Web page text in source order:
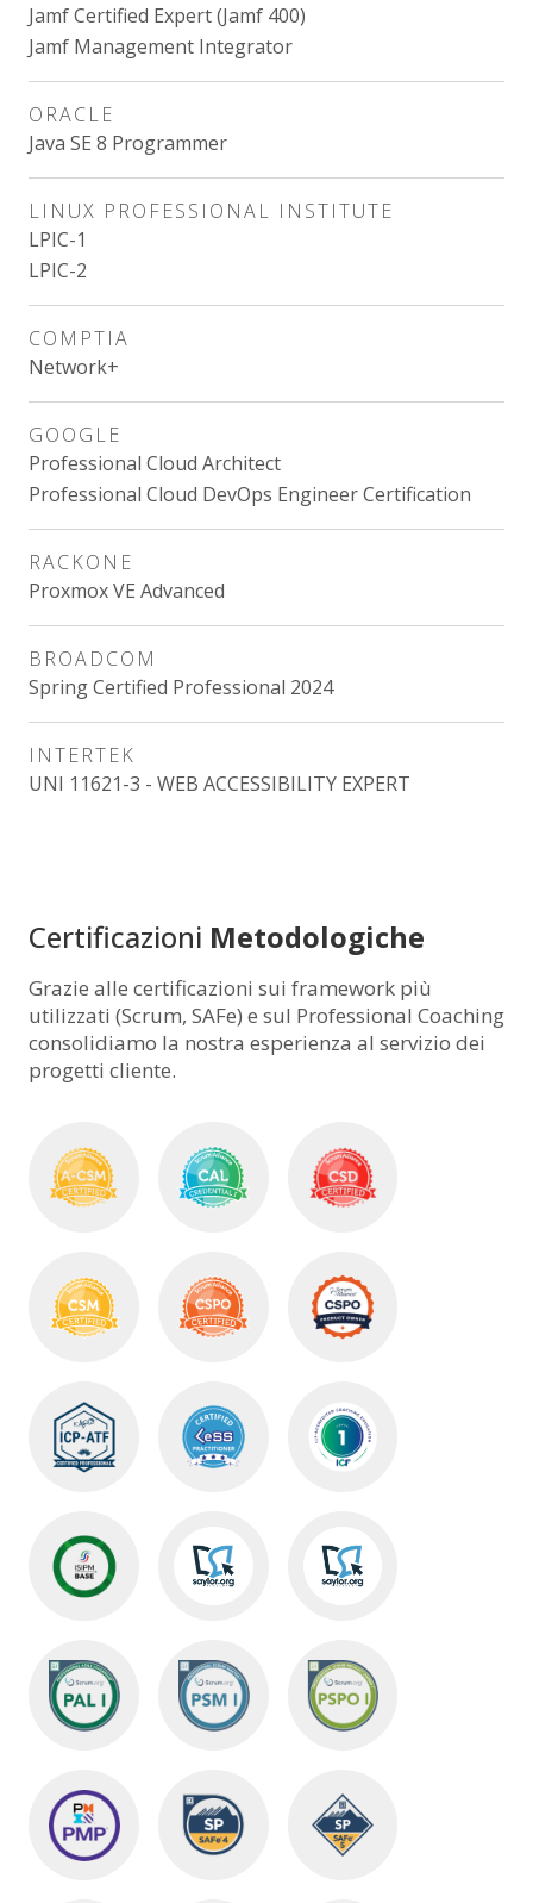
Jamf Certified Expert (Jamf 400)
Jamf Management Integrator
ORACLE
Java SE 8 Programmer
LINUX PROFESSIONAL INSTITUTE
LPIC-1
LPIC-2
COMPTIA
Network+
GOOGLE
Professional Cloud Architect
Professional Cloud DevOps Engineer Certification
RACKONE
Proxmox VE Advanced
BROADCOM
Spring Certified Professional 2024
INTERTEK
UNI 11621-3 - WEB ACCESSIBILITY EXPERT
Certificazioni Metodologiche
Grazie alle certificazioni sui framework più
utilizzati (Scrum, SAFe) e sul Professional Coaching
consolidiamo la nostra esperienza al servizio dei
progetti cliente.